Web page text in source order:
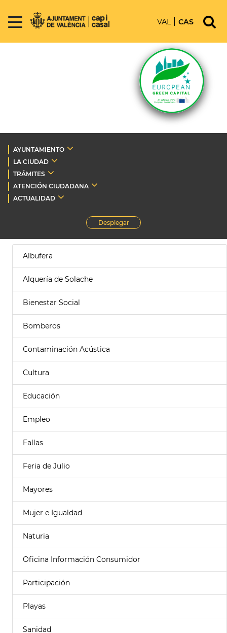
VAL CAS
AYUNTAMIENTO
LA CIUDAD
TRÁMITES
ATENCIÓN CIUDADANA
ACTUALIDAD
Desplegar
Albufera
Alquería de Solache
Bienestar Social
Bomberos
Contaminación Acústica
Cultura
Educación
Empleo
Fallas
Feria de Julio
Mayores
Mujer e Igualdad
Naturia
Oficina Información Consumidor
Participación
Playas
Sanidad